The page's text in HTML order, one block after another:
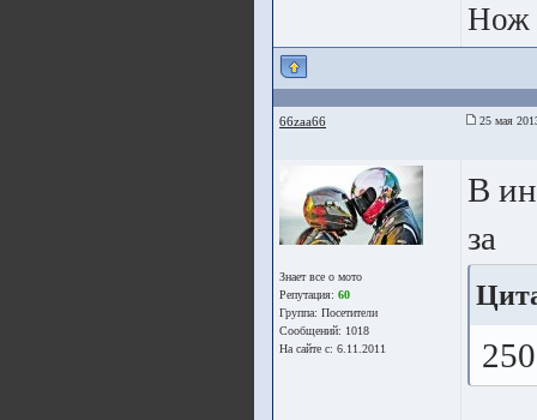
Нож
66zaa66 25 мая
Знает все о мото
Репутация: 60
Группа: Посетители
Сообщений: 1018
На сайте с: 6.11.2011
В
за